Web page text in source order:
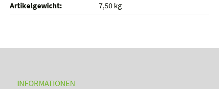
Artikelgewicht‍:
7,50 kg
INFORMATIONEN